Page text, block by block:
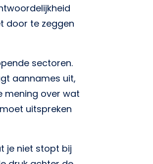
door te zeggen
sectoren.
aannames uit,
mening over wat
uitspreken
je niet stopt bij